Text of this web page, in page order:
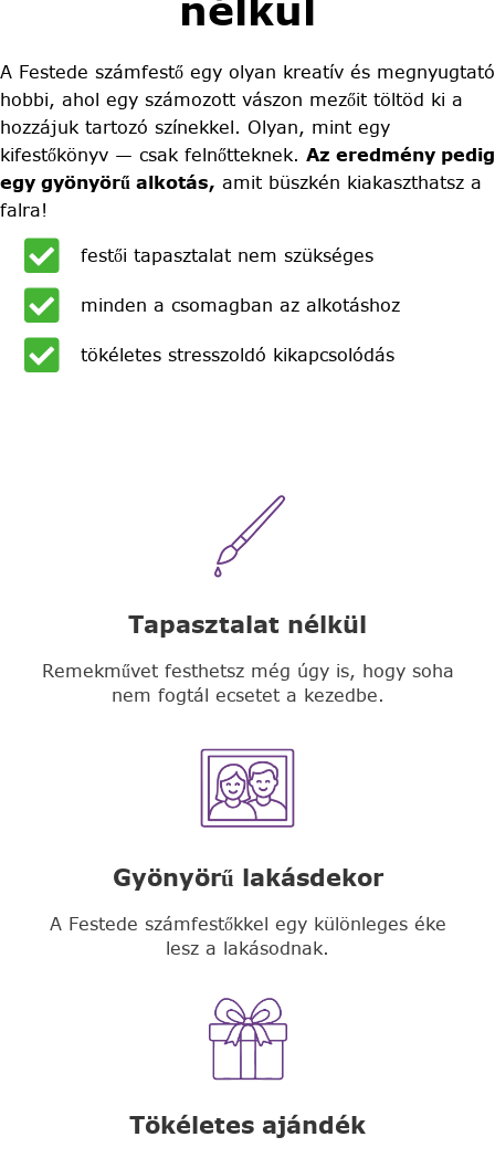
A Festede számfestő egy olyan kreatív és megnyugtató
hobbi, ahol egy számozott vászon mezőit töltöd ki a
hozzájuk tartozó színekkel. Olyan, mint egy
kifestőkönyv — csak felnőtteknek. Az eredmény pedig
egy gyönyörű alkotás, amit büszkén kiakaszthatsz a
falra!
festői tapasztalat nem szükséges
minden a csomagban az alkotáshoz
tökéletes stresszoldó kikapcsolódás
Tapasztalat nélkül
Remekművet festhetsz még úgy is, hogy soha
nem fogtál ecsetet a kezedbe.
Gyönyörű lakásdekor
A Festede számfestőkkel egy különleges éke
lesz a lakásodnak.
Tökéletes ajándék